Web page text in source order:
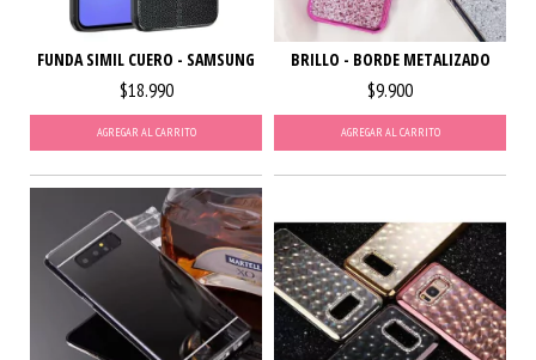
FUNDA SIMIL CUERO - SAMSUNG
$18.990
AGREGAR AL CARRITO
BRILLO - BORDE METALIZADO
$9.900
AGREGAR AL CARRITO